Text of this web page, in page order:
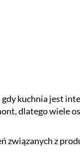
kuchnia jest
dlatego wiele
związanych z